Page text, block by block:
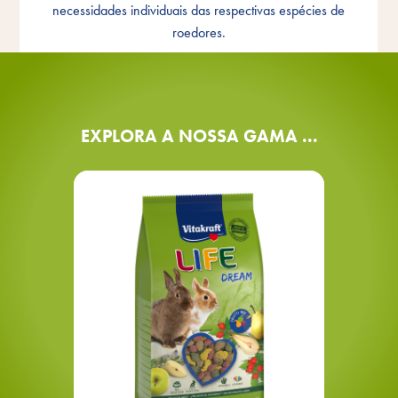
adequada à espécie
necessidades individuais das respectivas espécies de
roedores.
EXPLORA A NOSSA GAMA ...